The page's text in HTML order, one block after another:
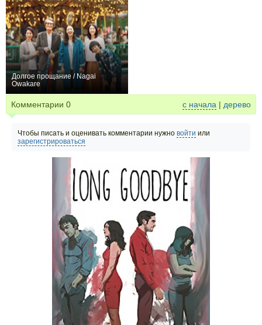
Долгое прощание / Nagai
Owakare
Комментарии 0 с начала | дерево
Чтобы писать и оценивать комментарии нужно войти или
зарегистрироваться